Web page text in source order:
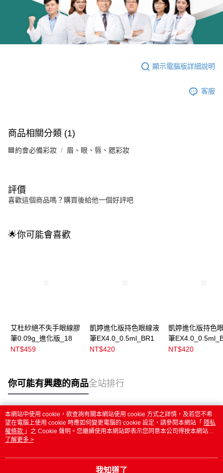
顯示電腦版詳細說明
客服
商品相關分類 (1)
🟦約會必備彩妝 眉、眼、唇、腮彩妝
評價
喜歡這個商品嗎？購買後給他一個好評吧
🌟你可能會喜歡
艾杜紗絕不失手眼線膠
筆0.09g_進化版_18
NT$459
凱婷進化版持色眼線液
筆EX4.0_0.5ml_BR1
NT$420
凱婷進化版持色
筆
NT$420
你可能有興趣的商品全站排行
熱門標籤
本網站中使用 cookie，欲查詢有關本網站使用 cookie 方式之詳情，及若您不希
望在電腦上使用 cookie 時應如何變更電腦的 cookie 設定，請參閱本網站「 隱私
權條款 」之 Cookie 聲明。您繼續使用本網站即表示您同意本公司得按本網站使
用條款之 Cookie 聲明使用 cookie。
了解更多 >
我知道了